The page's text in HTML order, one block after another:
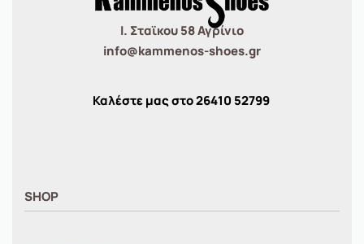
Ι. Σταϊκου 58 Αγρίνιο
info@kammenos-shoes.gr
Καλέστε μας στο26410 52799
SHOP